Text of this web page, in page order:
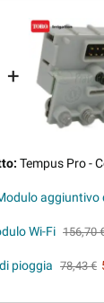
+
Tempus Pro -
aggiuntivo
Wi-Fi 156,70
pioggia 78,43 €